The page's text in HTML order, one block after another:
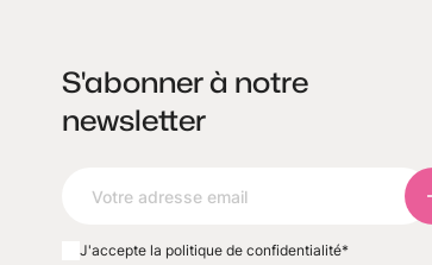
S'abonner à notre
newsletter
J'accepte la politique de confidentialité*